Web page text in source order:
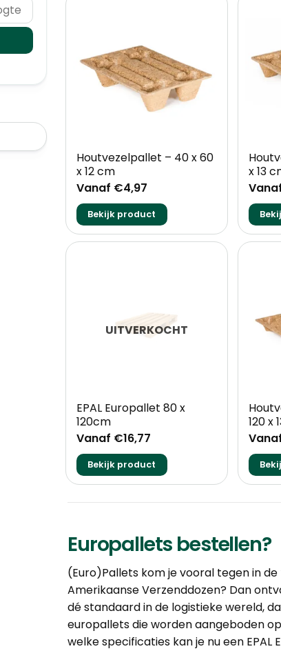
Houtvezelpallet – 40 x 60
x 12 cm
Vanaf €4,97
Bekijk product
x 13
UITVERKOCHT
EPAL Europallet 80 x
120cm
Vanaf €16,77
Bekijk product
120 x
Europallets bestellen?
(Euro)Pallets kom je vooral tegen in
Amerikaanse Verzenddozen? Dan
dé standaard in de logistieke wereld,
europallets die worden aangeboden
welke specificaties kan je nu een